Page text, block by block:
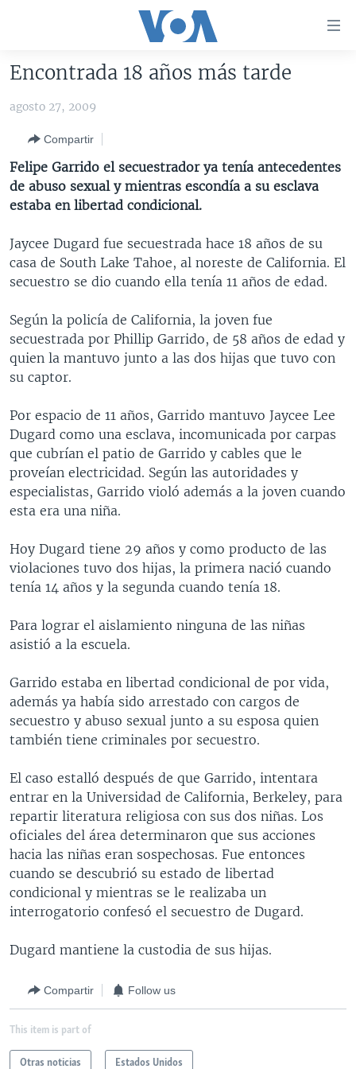
accesibilidad
principal
Salte
navegador
Salte
búsqueda
AMÉRICA DEL NORTE
EEUU
MÉXICO
HAITÍ
ELECCIONES EEUU 2024
ELECCIONES EEUU
VOTO DIVIDIDO
VOA VERIFICA
VOA VERIFICA UCRANIA/RUSIA
VOA VERIFICA INMIGRACIÓN
AMÉRICA LATINA
ARGENTINA
COLOMBIA
CHILE
PERÚ
ECUADOR
CHINA EN AMÉRICA LATINA
COSTA RICA
EL SALVADOR
GUATEMALA
HONDURAS
OTRAS SECCIONES
INMIGRACIÓN
LIBERTAD DE PRENSA
MUNDO
TECNOLOGÍA
DEPORTES
CIENCIA Y SALUD
ESPECIALES DE LA VOA
LIBERTAD DE PRENSA
UCRANIA
MULTIMEDIA
FOTOGRAFÍA
AUDIOS
EL MUNDO AL DÍA
FORO INTERAMERICANO
VISIÓN 360
LAS CLAVES
PANORAMA
RADIO
AVANCE INFORMATIVO
AUDIONOTICIAS
BUENOS DÍAS AMÉRICA
ESTADOS UNIDOS AL DÍA
EL MUNDO AL DÍA [RADIO]
FORO [RADIO]
DEPORTIVO INTERNACIONAL
ENTRETENIMIENTO
DIRECT
DOCUMENTALES DE LA VOA
SÍGANOS
Idiomas
Encontrada 18 años más tarde
agosto 27, 2009
Compartir
Felipe Garrido el secuestrador ya tenía antecedentes
de abuso sexual y mientras escondía a su esclava
estaba en libertad condicional.
Jaycee Dugard fue secuestrada hace 18 años de su
casa de South Lake Tahoe, al noreste de California. El
secuestro se dio cuando ella tenía 11 años de edad.
Según la policía de California, la joven fue
secuestrada por Phillip Garrido, de 58 años de edad y
quien la mantuvo junto a las dos hijas que tuvo con
su captor.
Por espacio de 11 años, Garrido mantuvo Jaycee Lee
Dugard como una esclava, incomunicada por carpas
que cubrían el patio de Garrido y cables que le
proveían electricidad. Según las autoridades y
especialistas, Garrido violó además a la joven cuando
esta era una niña.
Hoy Dugard tiene 29 años y como producto de las
violaciones tuvo dos hijas, la primera nació cuando
tenía 14 años y la segunda cuando tenía 18.
Para lograr el aislamiento ninguna de las niñas
asistió a la escuela.
Garrido estaba en libertad condicional de por vida,
además ya había sido arrestado con cargos de
secuestro y abuso sexual junto a su esposa quien
también tiene criminales por secuestro.
El caso estalló después de que Garrido, intentara
entrar en la Universidad de California, Berkeley, para
repartir literatura religiosa con sus dos niñas. Los
oficiales del área determinaron que sus acciones
hacia las niñas eran sospechosas. Fue entonces
cuando se descubrió su estado de libertad
condicional y mientras se le realizaba un
interrogatorio confesó el secuestro de Dugard.
Dugard mantiene la custodia de sus hijas.
Compartir Follow us
This item is part of
Otras noticias Estados Unidos